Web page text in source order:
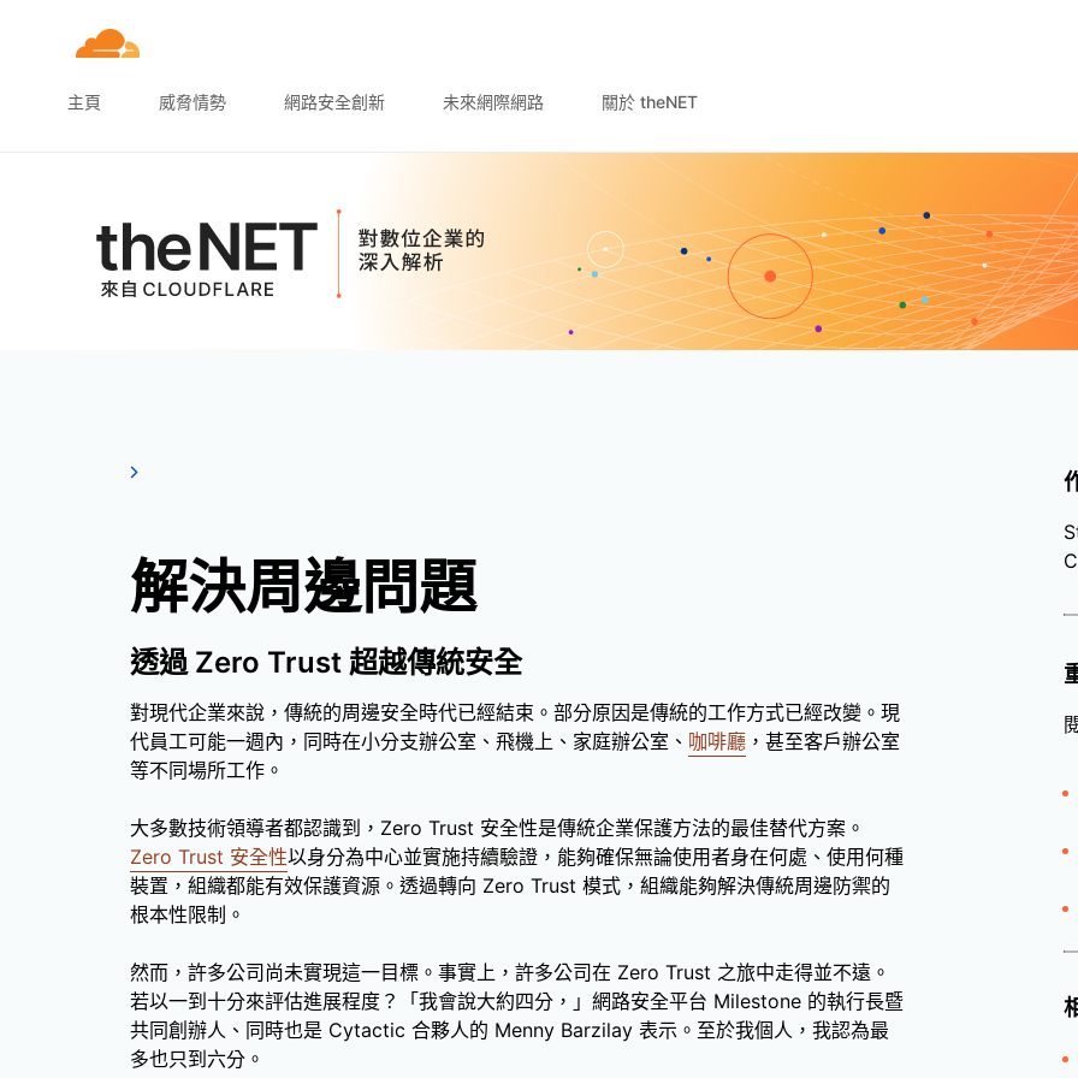
主頁 威脅情勢 網路安全創新 未來網際網路 關於 theNET
解決周邊問題
透過 Zero Trust 超越傳統安全
對現代企業來說，傳統的周邊安全時代已經結束。部分原因是傳統的工作方式已經改變。現
代員工可能一週內，同時在小分支辦公室、飛機上、家庭辦公室、 咖啡廳 ，甚至客戶辦公室
等不同場所工作。
大多數技術領導者都認識到，Zero Trust 安全性是傳統企業保護方法的最佳替代方案。
Zero Trust 安全性以身分為中心並實施持續驗證，能夠確保無論使用者身在何處、使用何種
裝置，組織都能有效保護資源。透過轉向 Zero Trust 模式，組織能夠解決傳統周邊防禦的
根本性限制。
然而，許多公司尚未實現這一目標。事實上，許多公司在 Zero Trust 之旅中走得並不遠。
若以一到十分來評估進展程度？「我會說大約四分，」網路安全平台 Milestone 的執行長暨
共同創辦人、同時也是 Cytactic 合夥人的 Menny Barzilay 表示。至於我個人，我認為最
多也只到六分。